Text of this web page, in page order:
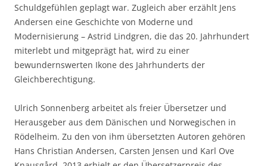
Schuldgefühlen geplagt war. Zugleich aber erzählt Jens
Andersen eine Geschichte von Moderne und
Modernisierung – Astrid Lindgren, die das 20. Jahrhundert
miterlebt und mitgeprägt hat, wird zu einer
bewundernswerten Ikone des Jahrhunderts der
Gleichberechtigung.
Ulrich Sonnenberg arbeitet als freier Übersetzer und
Herausgeber aus dem Dänischen und Norwegischen in
Rödelheim. Zu den von ihm übersetzten Autoren gehören
Hans Christian Andersen, Carsten Jensen und Karl Ove